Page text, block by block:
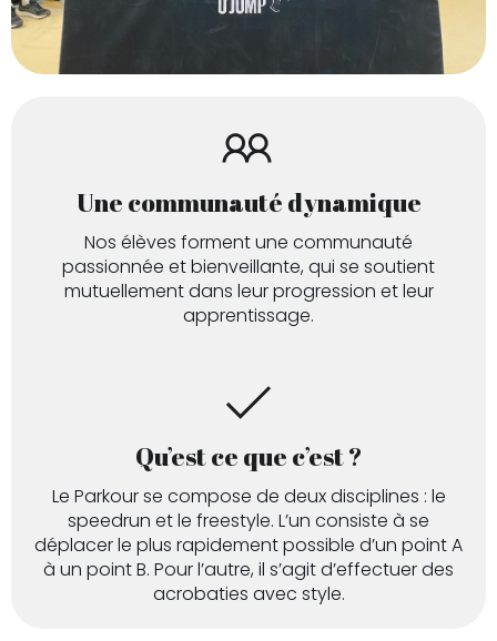
Une communauté dynamique
Nos élèves forment une communauté
passionnée et bienveillante, qui se soutient
mutuellement dans leur progression et leur
apprentissage.
Qu’est ce que c’est ?
Le Parkour se compose de deux disciplines : le
speedrun et le freestyle. L’un consiste à se
déplacer le plus rapidement possible d’un point A
à un point B. Pour l’autre, il s’agit d’effectuer des
acrobaties avec style.